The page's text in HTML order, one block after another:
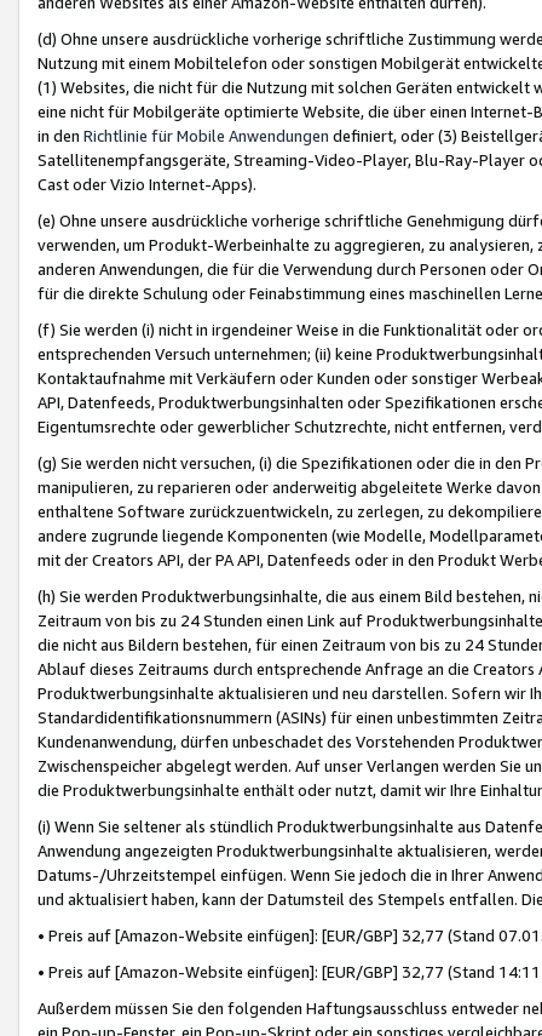
(d) Ohne unsere ausdrückliche vorherige schriftliche Zustimmung
Nutzung mit einem Mobiltelefon oder sonstigen Mobilgerät
(1) Websites, die nicht für die Nutzung mit solchen Geräten
eine nicht für Mobilgeräte optimierte Website, die über einen
in den Richtlinie für Mobile Anwendungen definiert, oder (3)
Satellitenempfangsgeräte, Streaming-Video-Player, Blu-Ray-Player
Cast oder Vizio Internet-Apps).
(e) Ohne unsere ausdrückliche vorherige schriftliche Genehmigung
verwenden, um Produkt-Werbeinhalte zu aggregieren, zu
anderen Anwendungen, die für die Verwendung durch Personen
für die direkte Schulung oder Feinabstimmung eines maschinellen
(f) Sie werden (i) nicht in irgendeiner Weise in die Funktionalität oder
entsprechenden Versuch unternehmen; (ii) keine
Kontaktaufnahme mit Verkäufern oder Kunden oder sonstiger
API, Datenfeeds, Produktwerbungsinhalten oder Spezifikationen
Eigentumsrechte oder gewerblicher Schutzrechte, nicht entfernen,
(g) Sie werden nicht versuchen, (i) die Spezifikationen oder die in
manipulieren, zu reparieren oder anderweitig abgeleitete Werke
enthaltene Software zurückzuentwickeln, zu zerlegen, zu
andere zugrunde liegende Komponenten (wie Modelle,
mit der Creators API, der PA API, Datenfeeds oder in den Produkt
(h) Sie werden Produktwerbungsinhalte, die aus einem Bild bestehen,
Zeitraum von bis zu 24 Stunden einen Link auf
die nicht aus Bildern bestehen, für einen Zeitraum von bis zu 24
Ablauf dieses Zeitraums durch entsprechende Anfrage an die
Produktwerbungsinhalte aktualisieren und neu darstellen. Sofern wir
Standardidentifikationsnummern (ASINs) für einen unbestimmten
Kundenanwendung, dürfen unbeschadet des Vorstehenden
Zwischenspeicher abgelegt werden. Auf unser Verlangen werden Sie
die Produktwerbungsinhalte enthält oder nutzt, damit wir Ihre
(i) Wenn Sie seltener als stündlich Produktwerbungsinhalte aus
Anwendung angezeigten Produktwerbungsinhalte aktualisieren,
Datums-/Uhrzeitstempel einfügen. Wenn Sie jedoch die in Ihrer
und aktualisiert haben, kann der Datumsteil des Stempels entfallen.
• Preis auf [Amazon-Website einfügen]: [EUR/GBP] 32,77 (Stand
• Preis auf [Amazon-Website einfügen]: [EUR/GBP] 32,77 (Stand
Außerdem müssen Sie den folgenden Haftungsausschluss entweder
ein Pop-up-Fenster, ein Pop-up-Skript oder ein sonstiges